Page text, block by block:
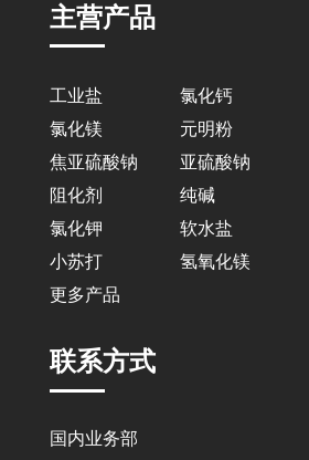
主营产品
工业盐 氯化钙
氯化镁
元明粉
焦亚硫酸钠
亚硫酸钠
阻化剂
纯碱
氯化钾
软水盐
小苏打
氢氧化镁
更多产品
联系方式
国内业务部